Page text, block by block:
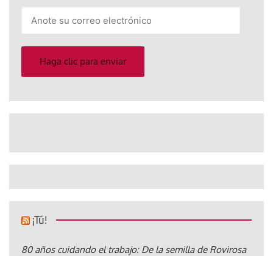
electrónico
Haga clic para enviar
¡Tú!
80 años cuidando el trabajo: De la semilla de Rovirosa